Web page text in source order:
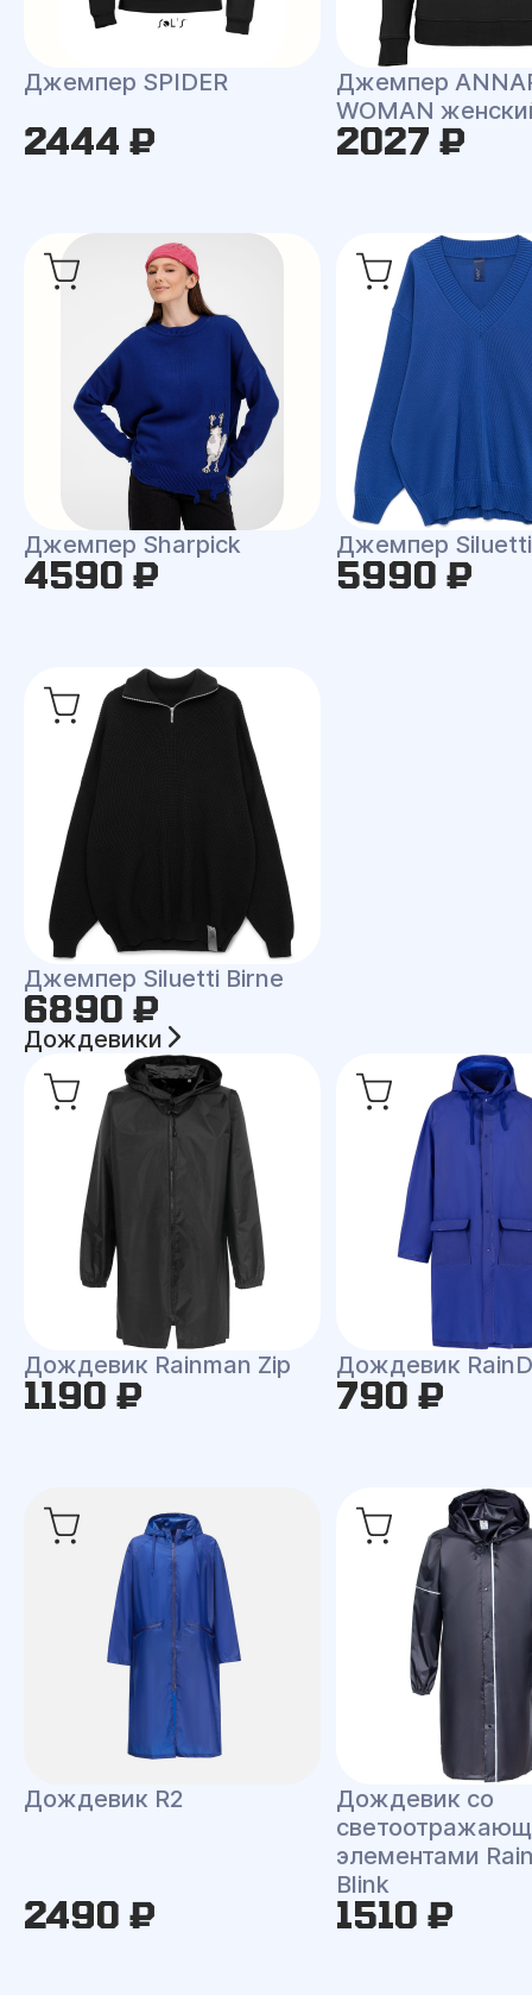
Джемпер SPIDER
2444 ₽
Джемпер
WOMAN
2027 ₽
Джемпер Sharpick
4590 ₽
Джемпер
5990 ₽
Джемпер Siluetti Birne
6890 ₽
Дождевики
Дождевик Rainman Zip
1190 ₽
Дождевик
790 ₽
Дождевик R2
2490 ₽
Дождевик со
элементами
Blink
1510 ₽